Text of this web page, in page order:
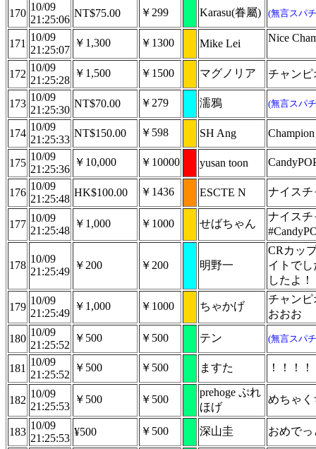
170
10/09
21:25:06
NT$75.00 ￥299 Karasu(眷屬) (無言スパ
171
10/09
21:25:07
￥1,300 ￥1300 Mike Lei Nice
172
10/09
21:25:28
￥1,500 ￥1500 マグノリア チャンピ
173
10/09
21:25:30
NT$70.00 ￥279 濡鴉 (無言スパ
174
10/09
21:25:33
NT$150.00 ￥598 SH Ang
175
10/09
21:25:36
￥10,000 ￥10000 yusan toon
176
10/09
21:25:48
HK$100.00 ￥1436 ESCTE N ナイス
177
10/09
21:25:48
￥1,000 ￥1000 せばちゃん
ナイスチ
178
10/09
21:25:49
￥200 ￥200 明野一
CRカッ
イトで
したよ！
179
10/09
21:25:49
￥1,000 ￥1000 ちゃかげ
チャンピ
おおお
180
10/09
21:25:52
￥500 ￥500 テン (無言スパ
181
10/09
21:25:52
￥500 ￥500 ますた ！！！
182
10/09
21:25:53
￥500 ￥500
prehoge ぷれ
ほげ
めちゃく
183
10/09
21:25:53
¥500 ￥500 深山圭 おめで